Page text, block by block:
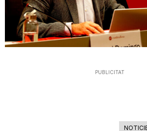
PUBLICITAT